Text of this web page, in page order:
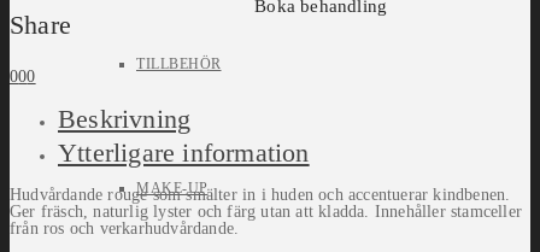
TILLBEHÖR
MAKE-UP
Boka behandling
Share
000
Beskrivning
Ytterligare information
Hudvårdande rouge som smälter in i huden och accentuerar kindbenen.
Ger fräsch, naturlig lyster och färg utan att kladda. Innehåller stamceller
från ros och verkarhudvårdande.